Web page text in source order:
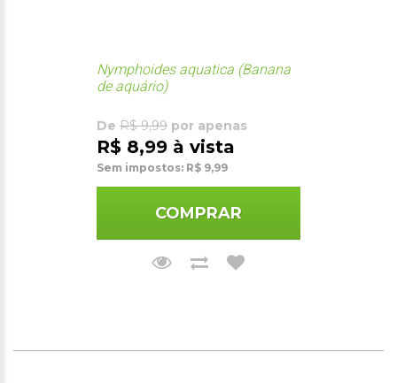
Nymphoides aquatica (Banana
de aquário)
De R$ 9,99 por apenas
R$ 8,99 à vista
Sem impostos: R$ 9,99
COMPRAR